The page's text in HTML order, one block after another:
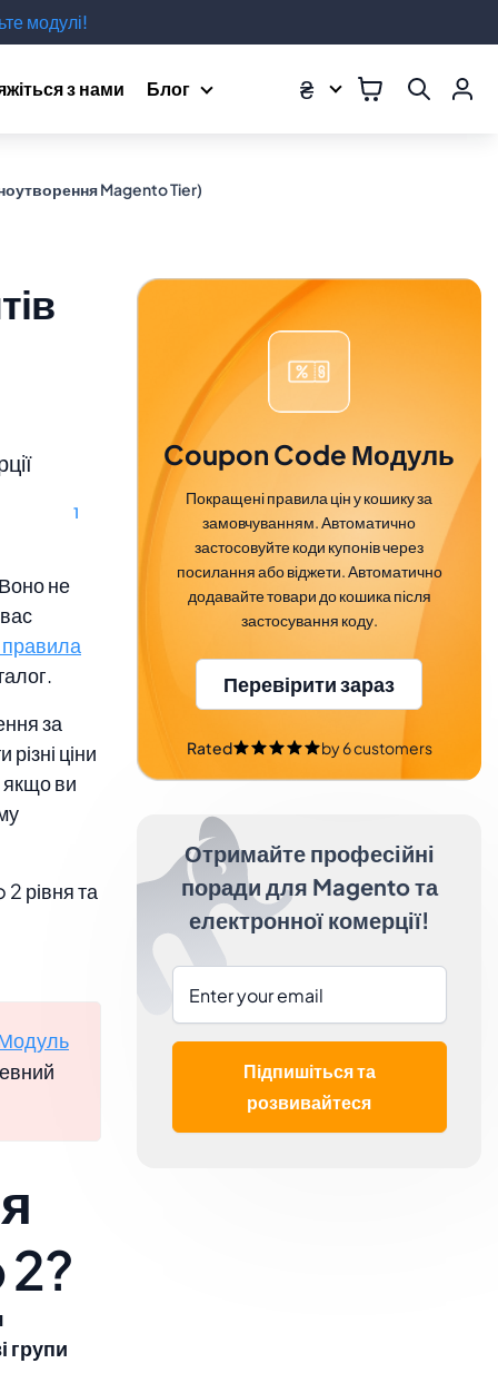
з нами Блог ₴
Magento Tier)
1
не
за
ціни
ви
2 рівня та
2?
групи
Coupon Code Модуль
Покращені правила цін у кошику за
замовчуванням. Автоматично
застосовуйте коди купонів через
посилання або віджети. Автоматично
додавайте товари до кошика після
застосування коду.
Перевірити зараз
Rated by6customers
Отримайте професійні
поради для Magento та
електронної комерції!
Підпишіться та
розвивайтеся
модулі!